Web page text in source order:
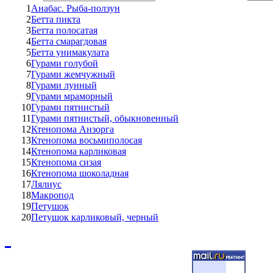
1 Анабас. Рыба-ползун
2Бетта пикта
3Бетта полосатая
4Бетта смарагдовая
5Бетта унимакулата
6Гурами голубой
7Гурами жемчужный
8Гурами лунный
9Гурами мраморный
10Гурами пятнистый
11Гурами пятнистый, обыкновенный
12Ктенопома Анзорга
13Ктенопома восьмиполосая
14Ктенопома карликовая
15Ктенопома сизая
16Ктенопома шоколадная
17Лялиус
18Макропод
19Петушок
20Петушок карликовый, черный